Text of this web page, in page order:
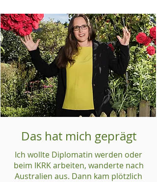
Das hat mich geprägt
Ich wollte Diplomatin werden oder
beim IKRK arbeiten, wanderte nach
Australien aus. Dann kam plötzlich